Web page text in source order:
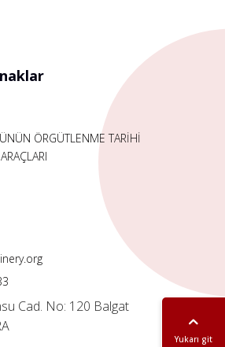
Yukarı git
ÖRGÜTLENME TARİHİ
Cad. No: 120 Balgat